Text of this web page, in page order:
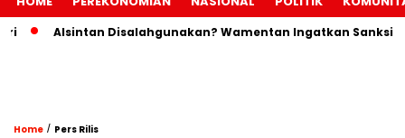
Alsintan Disalahgunakan? Wamentan Ingatkan Sanksi
Home / Pers Rilis